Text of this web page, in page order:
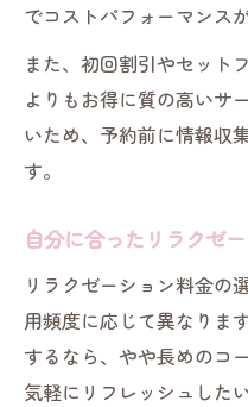
でコストパフォーマンス
また、初回割引やセット
よりもお得に質の高いサ
いため、予約前に情報収
す。
自分に合ったリラクゼ
リラクゼーション料金の
用頻度に応じて異なりま
するなら、やや長めのコ
気軽にリフレッシュした